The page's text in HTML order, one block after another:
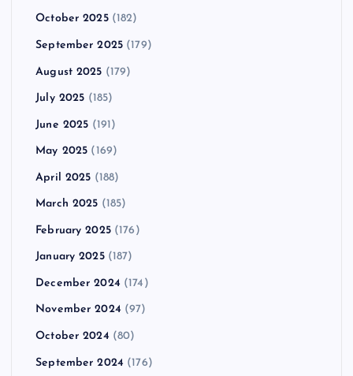
October 2025(182)
September 2025 (179)
August 2025 (179)
July 2025 (185)
June 2025 (191)
May 2025 (169)
April 2025 (188)
March 2025 (185)
February 2025(176)
January 2025(187)
December 2024 (174)
November 2024 (97)
October 2024 (80)
September 2024 (176)